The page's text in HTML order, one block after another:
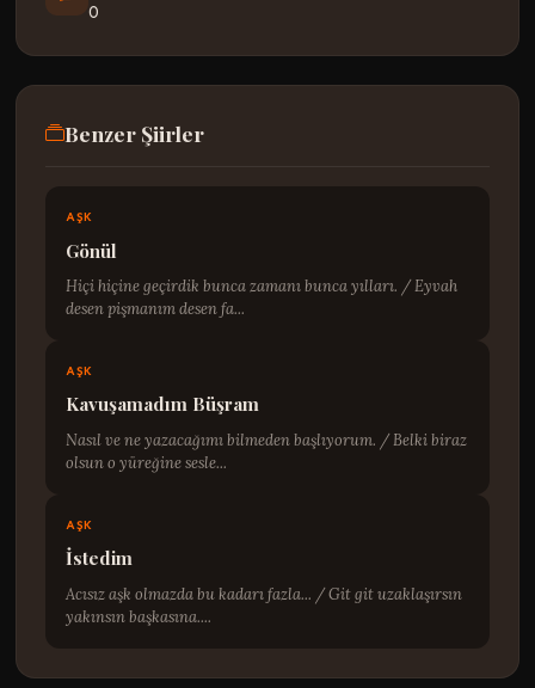
0
Benzer Şiirler
AŞK
Gönül
Hiçi hiçine geçirdik bunca zamanı bunca yılları. / Eyvah
desen pişmanım desen fa...
AŞK
Kavuşamadım Büşram
Nasıl ve ne yazacağımı bilmeden başlıyorum. / Belki biraz
olsun o yüreğine sesle...
AŞK
İstedim
Acısız aşk olmazda bu kadarı fazla... / Git git uzaklaşırsın
yakınsın başkasına....